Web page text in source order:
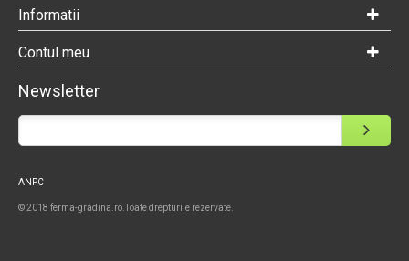
Informatii
Contul meu
Newsletter
ANPC
© 2018 ferma-gradina.ro.Toate drepturile rezervate.